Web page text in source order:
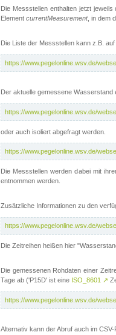
Die Messstellen enthalten jetzt
Element currentMeasurement, in dem
Die Liste der Messstellen kann z.B.
https://www.pegelonline.wsv.de/
Der aktuelle gemessene Wasserstand
https://www.pegelonline.wsv.de/
oder auch isoliert abgefragt werden.
https://www.pegelonline.wsv.de/
Die Messstellen werden dabei mit
entnommen werden.
Zusätzliche Informationen zu den
https://www.pegelonline.wsv.de/
Die Zeitreihen heißen hier
Die gemessenen Rohdaten einer
Tage ab ('P15D' ist eine ISO_8601 ↗
https://www.pegelonline.wsv.de/
Alternativ kann der Abruf auch im